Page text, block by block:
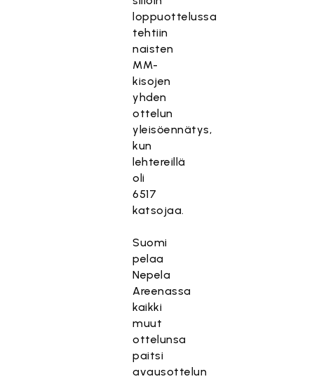
loppuottelussa
tehtiin
naisten
MM-
kisojen
yhden
ottelun
yleisöennätys,
kun
lehtereillä
oli
6517
katsojaa.
Suomi
pelaa
Nepela
Areenassa
kaikki
muut
ottelunsa
paitsi
avausottelun